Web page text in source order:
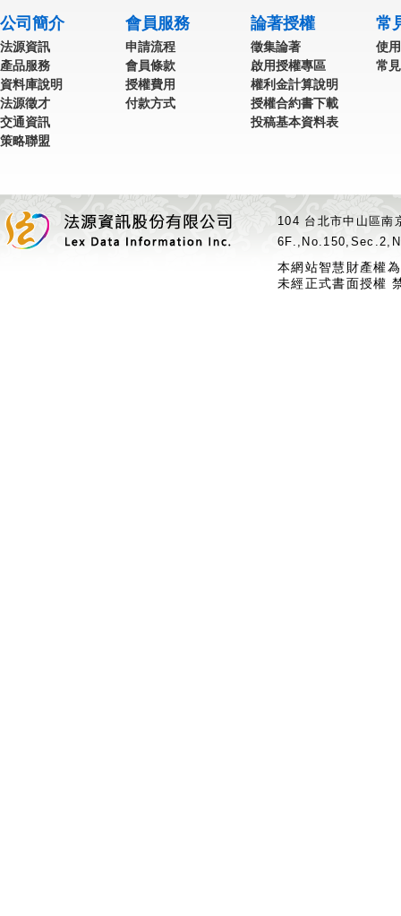
公司簡介
法源資訊
產品服務
資料庫說明
法源徵才
交通資訊
策略聯盟
會員服務
申請流程
會員條款
授權費用
付款方式
論著授權
徵集論著
啟用授權專區
權利金計算說明
授權合約書下載
投稿基本資料表
常
使
常
104 台北市中山區
本網站智慧財產權
未經正式書面授權